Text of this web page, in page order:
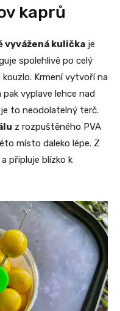
kaprů
vyvážená kulička je
spolehlivě po celý
Krmení vytvoří na
pak vyplave lehce nad
to neodolatelný terč.
z rozpuštěného PVA
místo daleko lépe. Z
připluje blízko k